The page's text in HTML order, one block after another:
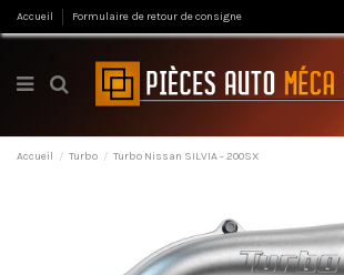
Accueil Formulaire de retour de consigne
Accueil Turbo Turbo Nissan SILVIA - 200SX